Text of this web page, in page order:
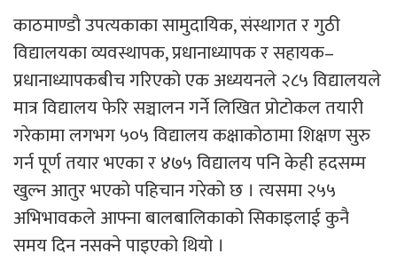
काठमाण्डाै उपत्यकाका सामुदायिक, संस्थागत र गुठी
विद्यालयका व्यवस्थापक, प्रधानाध्यापक र सहायक–
प्रधानाध्यापकबीच गरिएको एक अध्ययनले २८५ विद्यालयले
मात्र विद्यालय फेरि सञ्चालन गर्ने लिखित प्रोटोकल तयारी
गरेकामा लगभग ५०५ विद्यालय कक्षाकोठामा शिक्षण सुरु
गर्न पूर्ण तयार भएका र ४७५ विद्यालय पनि केही हदसम्म
खुल्न आतुर भएको पहिचान गरेको छ । त्यसमा २५५
अभिभावकले आफ्ना बालबालिकाको सिकाइलाई कुनै
समय दिन नसक्ने पाइएको थियो ।